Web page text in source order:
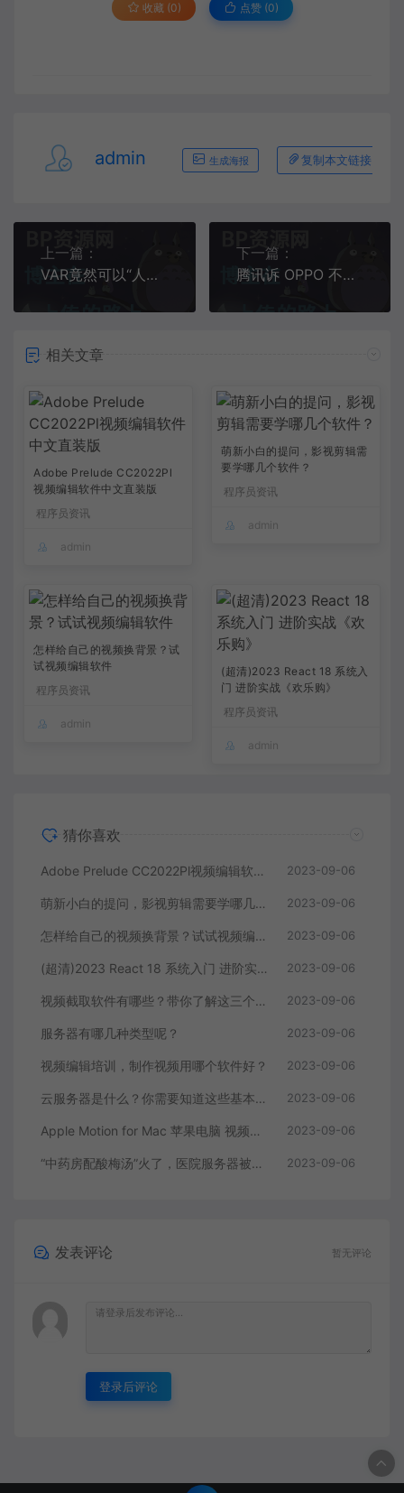
收藏 (0) 点赞 (0)
admin 生成海报 复制本文链接
上一篇：
VAR竟然可以“人工定制”？巴萨曾花600万买裁判服务？李玟轻生：抑郁症只是表象，重大的负性生活事件才是根本
下一篇：
腾讯诉 OPPO 不正当竞争案将开庭；iPhone 备忘录被曝莫名清空；PHP 存在不受控制的递归漏洞|极客头条历史上的叶问：游手好闲，收妓女税，吸鸦片，没和外国人交过手
相关文章
Adobe Prelude CC2022Pl
视频编辑软件中文直装版
程序员资讯
admin
萌新小白的提问，影视剪辑需
要学哪几个软件？
程序员资讯
admin
怎样给自己的视频换背景？试
试视频编辑软件
程序员资讯
admin
(超清)2023 React 18 系统入
门 进阶实战《欢乐购》
程序员资讯
admin
猜你喜欢
Adobe Prelude CC2022Pl视频编辑软件中文直装版 2023-09-06
萌新小白的提问，影视剪辑需要学哪几个软件？ 2023-09-06
怎样给自己的视频换背景？试试视频编辑软件 2023-09-06
(超清)2023 React 18 系统入门 进阶实战《欢乐购》 2023-09-06
视频截取软件有哪些？带你了解这三个视频编辑软件 2023-09-06
服务器有哪几种类型呢？ 2023-09-06
视频编辑培训，制作视频用哪个软件好？ 2023-09-06
云服务器是什么？你需要知道这些基本知识 2023-09-06
Apple Motion for Mac 苹果电脑 视频编辑软件 2023-09-06
“中药房配酸梅汤”火了，医院服务器被挤爆，网友：更适合中国宝宝体质 2023-09-06
发表评论 暂无评论
登录后评论